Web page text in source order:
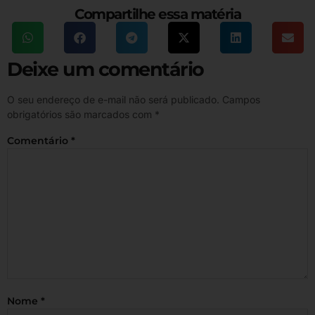
Compartilhe essa matéria
Deixe um comentário
O seu endereço de e-mail não será publicado. Campos
obrigatórios são marcados com *
Comentário *
Nome *